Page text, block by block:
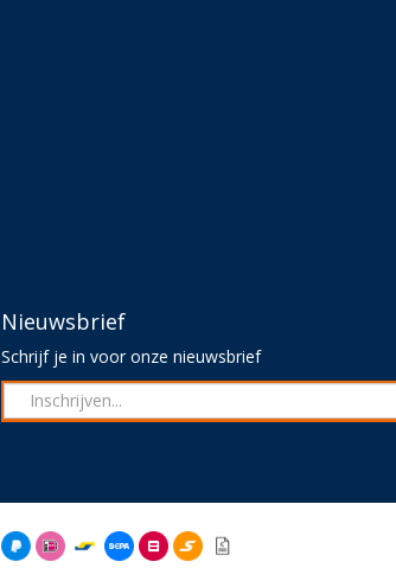
Nieuwsbrief
Schrijf je in voor onze nieuwsbrief